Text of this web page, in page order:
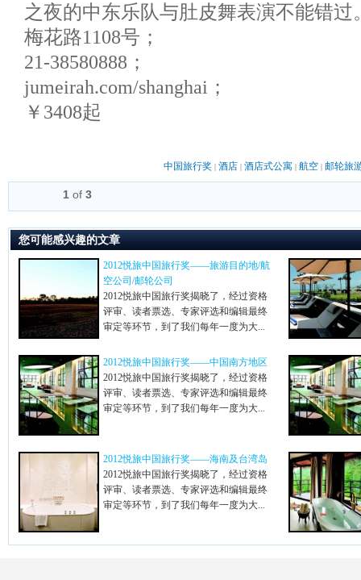
之夜的中东乐队与肚皮舞表演不能错过
梅花路1108号；
21-38580888；
jumeirah.com/shanghai；
￥3408起
中国旅行奖 | 酒店 | 酒店式公寓| 航空| 邮轮旅
1 of 3
您可能感兴趣的文章
2012悦旅中国旅行奖——旅游目的地/航
空公司/邮轮公司
2012悦旅中国旅行奖揭晓了，经过资格
评审、读者票选、专家评选和编辑最终
审定等环节，到了我们每年一度为大...
2012悦旅中国旅行奖——中国南方地区
2012悦旅中国旅行奖揭晓了，经过资格
评审、读者票选、专家评选和编辑最终
审定等环节，到了我们每年一度为大...
2012悦旅中国旅行奖——海南及台湾岛
2012悦旅中国旅行奖揭晓了，经过资格
评审、读者票选、专家评选和编辑最终
审定等环节，到了我们每年一度为大...